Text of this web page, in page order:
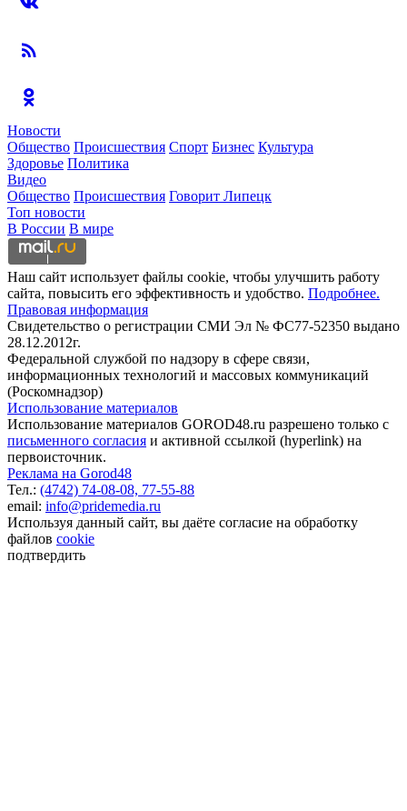
Новости
Общество Происшествия Спорт Бизнес Культура
Здоровье Политика
Видео
Общество Происшествия Говорит Липецк
Топ новости
В России В мире
Наш сайт использует файлы cookie, чтобы улучшить работу
сайта, повысить его эффективность и удобство. Подробнее.
Правовая информация
Свидетельство о регистрации СМИ Эл № ФС77-52350 выдано
28.12.2012г.
Федеральной службой по надзору в сфере связи,
информационных технологий и массовых коммуникаций
(Роскомнадзор)
Использование материалов
Использование материалов GOROD48.ru разрешено только с
письменного согласия и активной ссылкой (hyperlink) на
первоисточник.
Реклама на Gorod48
Тел.: (4742) 74-08-08, 77-55-88
email: info@pridemedia.ru
Используя данный сайт, вы даёте согласие на обработку
файлов cookie
подтвердить